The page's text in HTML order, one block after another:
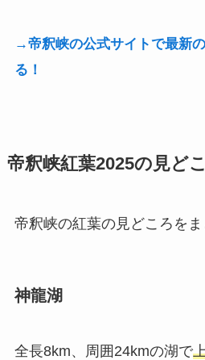
→帝釈峡の公式サイトで最新
る！
帝釈峡紅葉2025の見ど
帝釈峡の紅葉の見どころをま
神龍湖
全長8km、周囲24kmの湖で